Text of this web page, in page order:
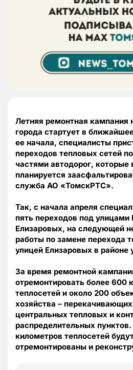
Летняя ремонтная кампания
города стартует в
ее начала, специалисты
переходов тепловых сетей
частями автодорог, которые
планируется
служба АО «ТомскРТС».
Так, с начала апреля
пять переходов под улицами
Елизаровых, на следующей
работы по замене перехода
улицей Елизаровых в
За время ремонтной
отремонтировать более 600
теплосетей и около 200
хозяйства –
центральных тепловых и
распределительных
километров теплосетей
отремонтированы и